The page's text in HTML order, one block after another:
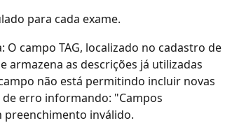
para cada exame.
O campo TAG, localizado no cadastro de
armazena as descrições já utilizadas
não está permitindo incluir novas
erro informando: "Campos
inválido.